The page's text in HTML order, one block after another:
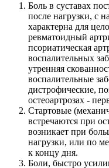
Боль в суставах
после нагрузки, с
характерна для
ревматоидный
псориатическая
воспалительных
утренняя
воспалительные
дистрофические,
остеоартрозах -
Стартовые
встречаются при
возникает при
нагрузки, или по
к концу дня.
Боли, быстро